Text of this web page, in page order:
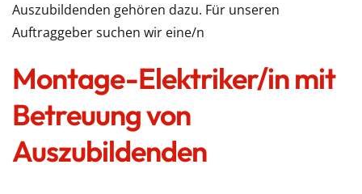
Auszubildenden gehören dazu. Für unseren
Auftraggeber suchen wir eine/n
Montage-Elektriker/in mit
Betreuung von
Auszubildenden